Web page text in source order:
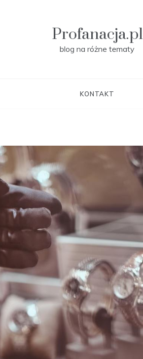
Profanacja.pl
blog na różne tematy
KONTAKT